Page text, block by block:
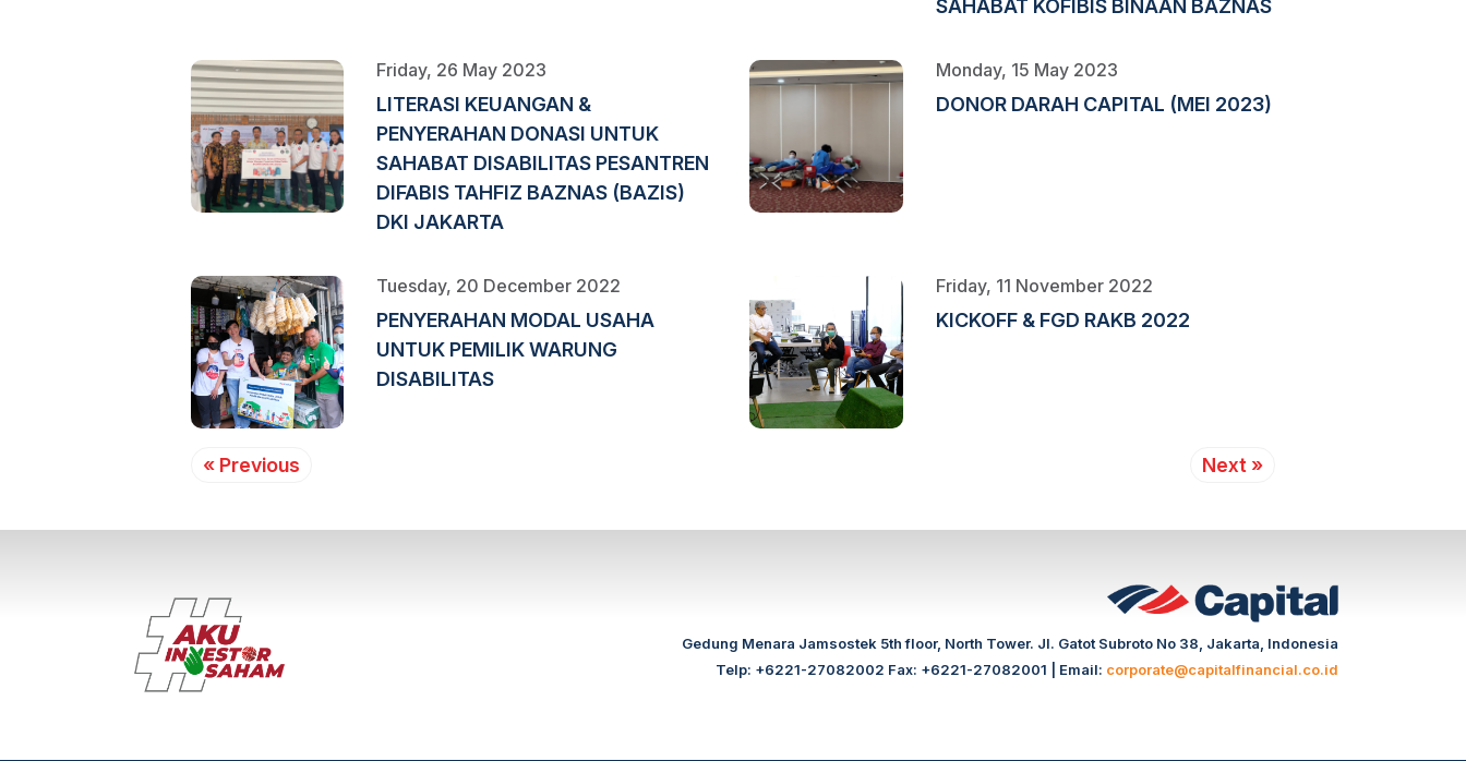
SAHABAT KOFIBIS BINAAN BAZNAS
Friday, 26 May 2023
LITERASI KEUANGAN &
PENYERAHAN DONASI UNTUK
SAHABAT DISABILITAS PESANTREN
DIFABIS TAHFIZ BAZNAS (BAZIS)
DKI JAKARTA
Monday, 15 May 2023
DONOR DARAH CAPITAL (MEI 2023)
Tuesday, 20 December 2022
PENYERAHAN MODAL USAHA
UNTUK PEMILIK WARUNG
DISABILITAS
Friday, 11 November 2022
KICKOFF & FGD RAKB 2022
« Previous Next »
Gedung Menara Jamsostek 5th floor, North Tower. Jl. Gatot Subroto No 38, Jakarta, Indonesia
Telp: +6221-27082002 Fax: +6221-27082001 | Email: corporate@capitalfinancial.co.id